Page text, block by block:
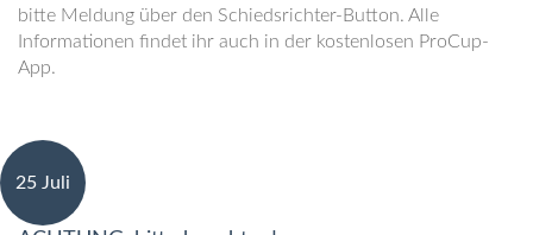
bitte Meldung über den Schiedsrichter-Button. Alle
Informationen findet ihr auch in der kostenlosen ProCup-
App.
25 Juli